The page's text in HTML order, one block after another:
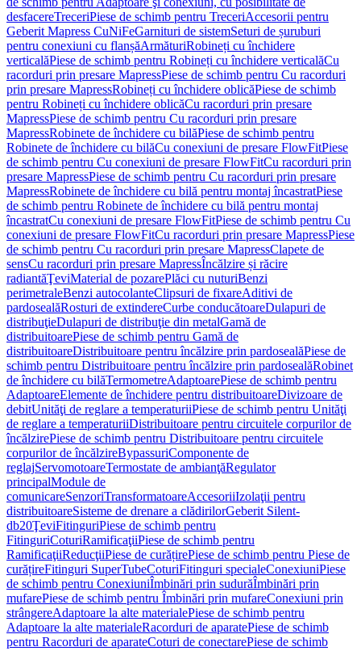
desfacereTreceriPiese de schimb pentru TreceriAccesorii pentru
Geberit Mapress CuNiFeGarnituri de sistemSeturi de șuruburi
pentru conexiuni cu flanșăArmăturiRobineți cu închidere
verticalăPiese de schimb pentru Robineți cu închidere verticalăCu
racorduri prin presare MapressPiese de schimb pentru Cu racorduri
prin presare MapressRobineți cu închidere oblicăPiese de schimb
pentru Robineți cu închidere oblicăCu racorduri prin presare
MapressPiese de schimb pentru Cu racorduri prin presare
MapressRobinete de închidere cu bilăPiese de schimb pentru
Robinete de închidere cu bilăCu conexiuni de presare FlowFitPiese
de schimb pentru Cu conexiuni de presare FlowFitCu racorduri prin
presare MapressPiese de schimb pentru Cu racorduri prin presare
MapressRobinete de închidere cu bilă pentru montaj încastratPiese
de schimb pentru Robinete de închidere cu bilă pentru montaj
încastratCu conexiuni de presare FlowFitPiese de schimb pentru Cu
conexiuni de presare FlowFitCu racorduri prin presare MapressPiese
de schimb pentru Cu racorduri prin presare MapressClapete de
sensCu racorduri prin presare MapressÎncălzire și răcire
radiantăŢeviMaterial de pozarePlăci cu nuturiBenzi
perimetraleBenzi autocolanteClipsuri de fixareAditivi de
pardosealăRosturi de extindereCurbe conducătoareDulapuri de
distribuţieDulapuri de distribuţie din metalGamă de
distribuitoarePiese de schimb pentru Gamă de
distribuitoareDistribuitoare pentru încălzire prin pardosealăPiese de
schimb pentru Distribuitoare pentru încălzire prin pardosealăRobinet
de închidere cu bilăTermometreAdaptoarePiese de schimb pentru
AdaptoareElemente de închidere pentru distribuitoareDivizoare de
debitUnităţi de reglare a temperaturiiPiese de schimb pentru Unităţi
de reglare a temperaturiiDistribuitoare pentru circuitele corpurilor de
încălzirePiese de schimb pentru Distribuitoare pentru circuitele
corpurilor de încălzireBypassuriComponente de
reglajServomotoareTermostate de ambianţăRegulator
principalModule de
comunicareSenzoriTransformatoareAccesoriiIzolaţii pentru
distribuitoareSisteme de drenare a clădirilorGeberit Silent-
db20ŢeviFitinguriPiese de schimb pentru
FitinguriCoturiRamificaţiiPiese de schimb pentru
RamificaţiiReducţiiPiese de curățirePiese de schimb pentru Piese de
curățireFitinguri SuperTubeCoturiFitinguri specialeConexiuniPiese
de schimb pentru ConexiuniÎmbinări prin sudurăÎmbinări prin
mufarePiese de schimb pentru Îmbinări prin mufareConexiuni prin
strângereAdaptoare la alte materialePiese de schimb pentru
Adaptoare la alte materialeRacorduri de aparatePiese de schimb
pentru Racorduri de aparateCoturi de conectarePiese de schimb